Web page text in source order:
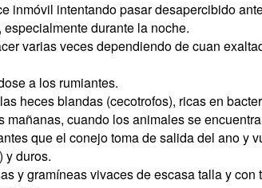
inmóvil intentando pasar desapercibido
durante la noche.
varias veces dependiendo de cuan
a los rumiantes.
heces blandas (cecotrofos), ricas en
cuando los animales se
que el conejo toma de salida del ano y
y duros.
y gramíneas vivaces de escasa talla y con